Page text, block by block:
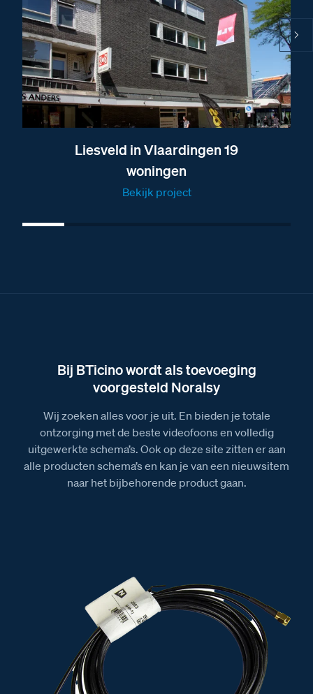
Liesveld in Vlaardingen 19
woningen
Bekijk project
Bij BTicino wordt als toevoeging
voorgesteld Noralsy
Wij zoeken alles voor je uit. En bieden je totale
ontzorging met de beste videofoons en volledig
uitgewerkte schema’s. Ook op deze site zitten er aan
alle producten schema’s en kan je van een nieuwsitem
naar het bijbehorende product gaan.